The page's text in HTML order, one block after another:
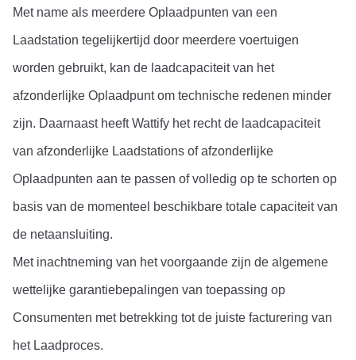
Met name als meerdere Oplaadpunten van een
Laadstation tegelijkertijd door meerdere voertuigen
worden gebruikt, kan de laadcapaciteit van het
afzonderlijke Oplaadpunt om technische redenen minder
zijn. Daarnaast heeft Wattify het recht de laadcapaciteit
van afzonderlijke Laadstations of afzonderlijke
Oplaadpunten aan te passen of volledig op te schorten op
basis van de momenteel beschikbare totale capaciteit van
de netaansluiting.
Met inachtneming van het voorgaande zijn de algemene
wettelijke garantiebepalingen van toepassing op
Consumenten met betrekking tot de juiste facturering van
het Laadproces.